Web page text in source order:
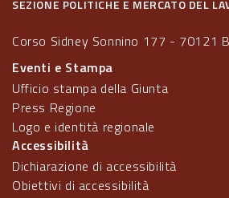
SEZIONE POLITICHE E MERCATO DEL
Corso Sidney Sonnino 177 - 70121
Eventi e Stampa
Ufficio stampa della Giunta
Press Regione
Logo e identità regionale
Accessibilità
Dichiarazione di accessibilità
Obiettivi di accessibilità